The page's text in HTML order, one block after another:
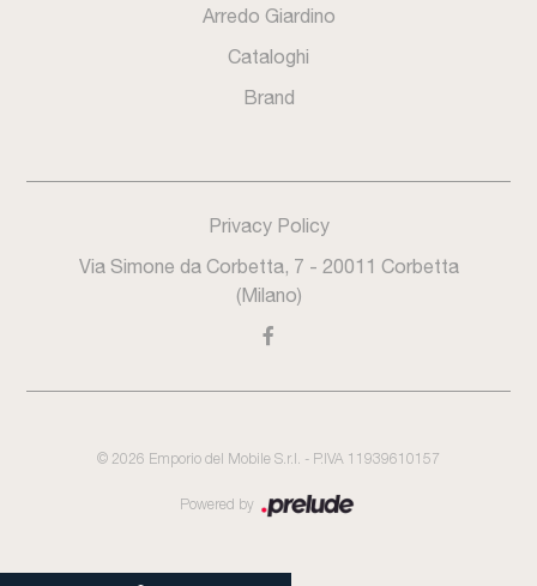
Arredo Giardino
Cataloghi
Brand
Privacy Policy
Via Simone da Corbetta, 7 - 20011 Corbetta
(Milano)
© 2026 Emporio del Mobile S.r.l. - P.IVA 11939610157
Powered by